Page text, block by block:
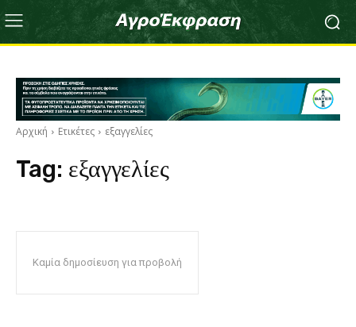
Αρχική Ετικέτες εξαγγελίες
Tag: εξαγγελίες
Καμία δημοσίευση για προβολή